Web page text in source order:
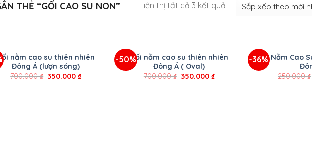
THẺ “GỐI CAO SU NON” Hiển thị tất cả 3 kết quả
nằm cao su thiên nhiên
Đông Á (lượn sóng)
700.000₫ 350.000₫
-50%Gối nằm cao su thiên nhiên
Đông Á ( Oval)
700.000₫ 350.000₫
-36%
Gối Nằm Cao
250.000₫